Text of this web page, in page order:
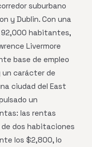
suburbano
y Dublin. Con una
92,000 habitantes,
Livermore
base de empleo
carácter de
ciudad del East
un
las rentas
dos habitaciones
los $2,800, lo